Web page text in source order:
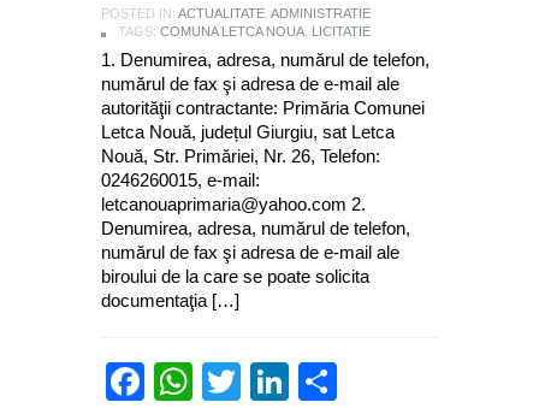
POSTED IN: ACTUALITATE ADMINISTRATIE
TAGS: COMUNA LETCA NOUA LICITATIE
1. Denumirea, adresa, numărul de telefon,
numărul de fax şi adresa de e-mail ale
autorităţii contractante: Primăria Comunei
Letca Nouă, județul Giurgiu, sat Letca
Nouă, Str. Primăriei, Nr. 26, Telefon:
0246260015, e-mail:
letcanouaprimaria@yahoo.com 2.
Denumirea, adresa, numărul de telefon,
numărul de fax şi adresa de e-mail ale
biroului de la care se poate solicita
documentaţia […]
Facebook
WhatsApp
TwitterLinkedIn